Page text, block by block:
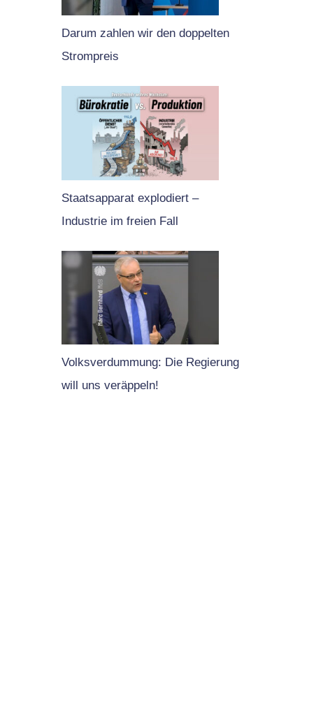
Darum zahlen wir den doppelten
Strompreis
Staatsapparat explodiert –
Industrie im freien Fall
Volksverdummung: Die Regierung
will uns veräppeln!